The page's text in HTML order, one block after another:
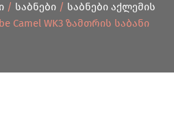
/ საბნები/ საბნები აქლემის
Camel WK3 Ზამთრის Საბანი